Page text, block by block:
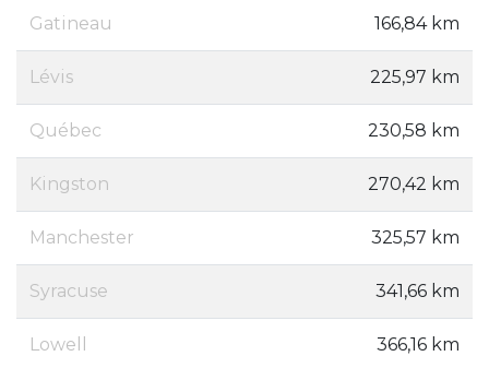
Gatineau 166,84 km
Lévis 225,97 km
Québec 230,58 km
Kingston 270,42 km
Manchester 325,57 km
Syracuse 341,66 km
Lowell 366,16 km